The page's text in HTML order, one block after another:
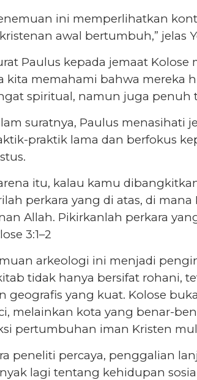
ini memperlihatkan
awal bertumbuh,” jelas
Paulus kepada jemaat
kita memahami bahwa mereka
spiritual, namun juga penuh
suratnya, Paulus menasihati
praktik lama dan berfokus
itu, kalau kamu
perkara yang di atas, di
Allah. Pikirkanlah perkara
3:1–2
arkeologi ini menjadi
tidak hanya bersifat rohani,
geografis yang kuat. Kolose
melainkan kota yang benar-
pertumbuhan iman Kristen
peneliti percaya, penggalian
lagi tentang kehidupan